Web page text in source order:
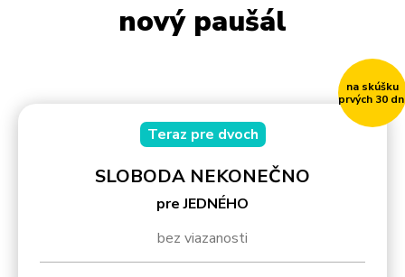
nový paušál
na skúšku
prvých 30
Teraz pre dvoch
SLOBODA NEKONEČNO
pre JEDNÉHO
bez viazanosti